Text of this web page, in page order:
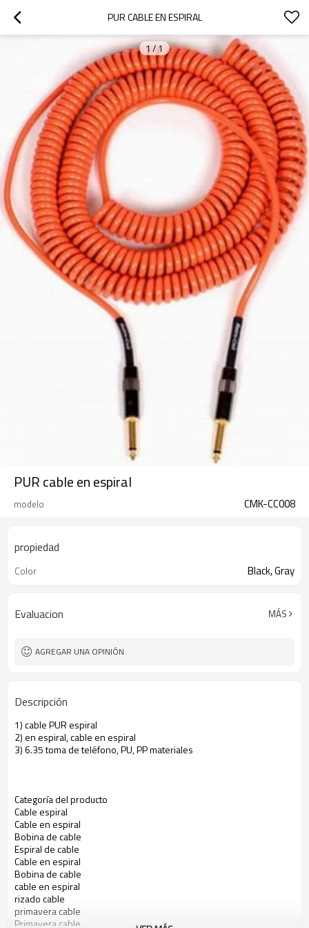
PUR CABLE EN ESPIRAL
1/1
PUR cable en espiral
modelo CMK-CC008
propiedad
Color Black, Gray
Evaluacion MÁS
AGREGAR UNA OPINIÓN
Descripción
1) cable PUR espiral
2) en espiral, cable en espiral
3) 6.35 toma de teléfono, PU, ​​PP materiales
Categoría del producto
Cable espiral
Cable en espiral
Bobina de cable
Espiral de cable
Cable en espiral
Bobina de cable
cable en espiral
rizado cable
primavera cable
Primavera cable